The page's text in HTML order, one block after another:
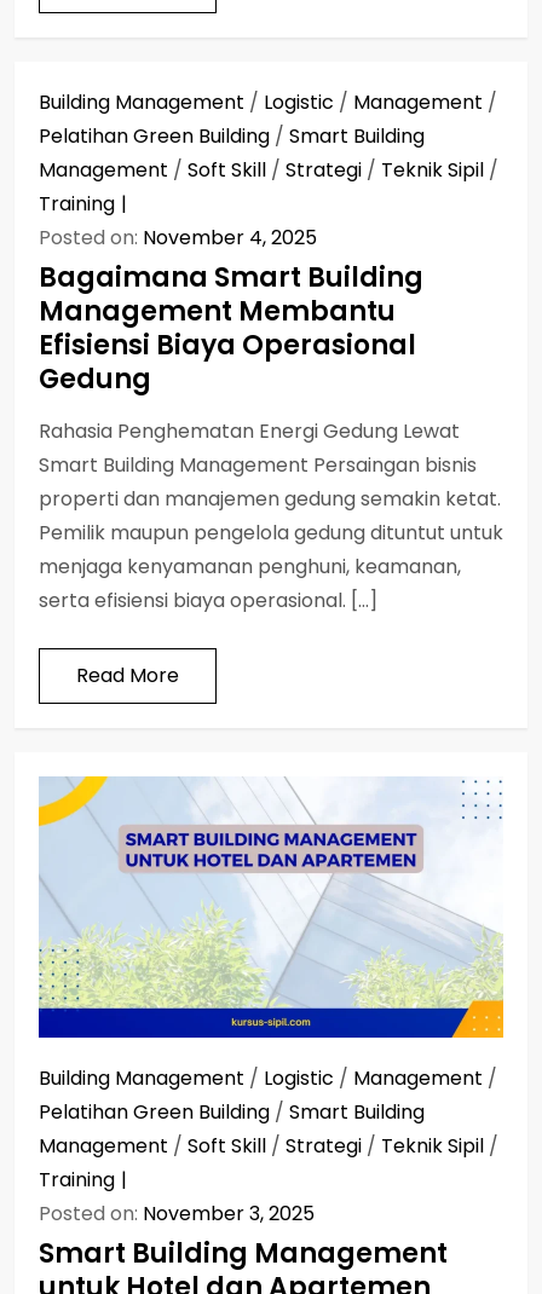
Building Management / Logistic / Management /
Pelatihan Green Building / Smart Building
Management / Soft Skill / Strategi / Teknik Sipil /
Training
Posted on: November 4, 2025
Bagaimana Smart Building
Management Membantu
Efisiensi Biaya Operasional
Gedung
Rahasia Penghematan Energi Gedung Lewat
Smart Building Management Persaingan bisnis
properti dan manajemen gedung semakin ketat.
Pemilik maupun pengelola gedung dituntut untuk
menjaga kenyamanan penghuni, keamanan,
serta efisiensi biaya operasional. […]
Read More
Building Management / Logistic / Management /
Pelatihan Green Building / Smart Building
Management / Soft Skill / Strategi / Teknik Sipil /
Training
Posted on: November 3, 2025
Smart Building Management